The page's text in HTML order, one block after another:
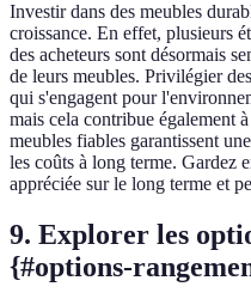
Investir dans des meubles
croissance. En effet, plusieurs
des acheteurs sont désormais
de leurs meubles. Privilégier
qui s'engagent pour
mais cela contribue également
meubles fiables garantissent
les coûts à long terme. Gardez
appréciée sur le long terme et
9. Explorer les
{#options-